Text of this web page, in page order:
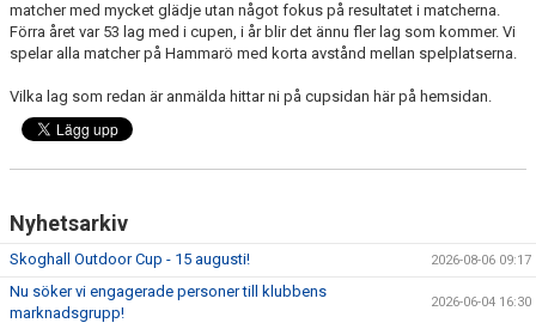
matcher med mycket glädje utan något fokus på resultatet i matcherna.
Förra året var 53 lag med i cupen, i år blir det ännu fler lag som kommer. Vi
spelar alla matcher på Hammarö med korta avstånd mellan spelplatserna.
Vilka lag som redan är anmälda hittar ni på cupsidan här på hemsidan.
Nyhetsarkiv
Skoghall Outdoor Cup - 15 augusti! 2026-08-06 09:17
Nu söker vi engagerade personer till klubbens
marknadsgrupp!
2026-06-04 16:30